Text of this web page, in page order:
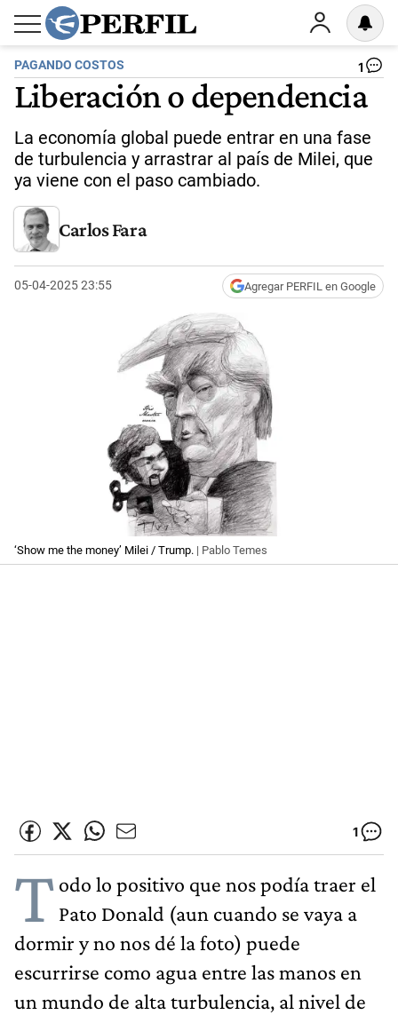
PAGANDO COSTOS 1
Liberación o dependencia
La economía global puede entrar en una fase
de turbulencia y arrastrar al país de Milei, que
ya viene con el paso cambiado.
Carlos Fara
05-04-2025 23:55 Agregar PERFIL en Google
‘Show me the money’ Milei / Trump. | Pablo Temes
1
T odo lo positivo que nos podía traer el
Pato Donald (aun cuando se vaya a
dormir y no nos dé la foto) puede
escurrirse como agua entre las manos en
un mundo de alta turbulencia, al nivel de